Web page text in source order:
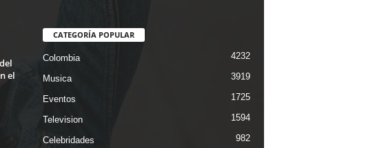
el
CATEGORÍA POPULAR
Colombia 4232
Musica 3919
Eventos 1725
Television 1594
Celebridades 982